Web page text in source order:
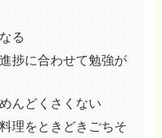
る
捗に合わせて勉強が
んどくさくない
理をときどきごちそ